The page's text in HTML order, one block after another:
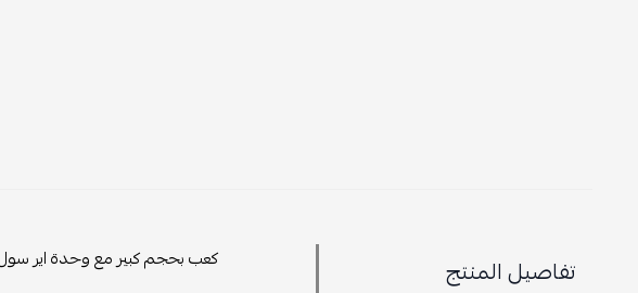
تفاصيل المنتج
كعب بحجم كبير مع وحدة اير